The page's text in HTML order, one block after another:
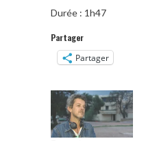
Durée : 1h47
Partager
Partager